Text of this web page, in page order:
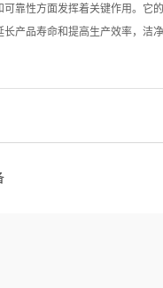
性方面发挥着关键作用。它
产品寿命和提高生产效率，洁